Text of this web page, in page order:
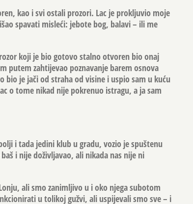
kao i svi ostali prozori. Lac je prokljuvio moje
spavati misleći: jebote bog, balavi – ili me
koji je bio gotovo stalno otvoren bio onaj
putem zahtijevao poznavanje barem osnova
bio je jači od straha od visine i uspio sam u kuću
o tome nikad nije pokrenuo istragu, a ja sam
i tada jedini klub u gradu, vozio je spuštenu
i nije doživljavao, ali nikada nas nije ni
ali smo zanimljivo u i oko njega subotom
u tolikoj gužvi, ali uspijevali smo sve – i